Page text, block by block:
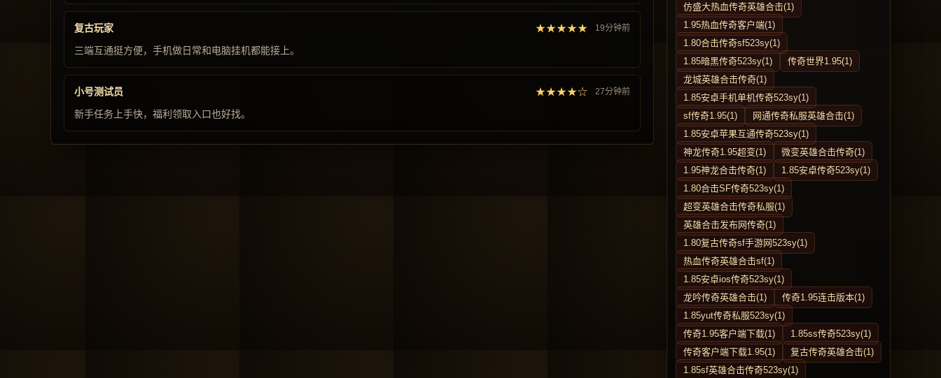
复古玩家 ★★★★★ 19分钟前
三端互通挺方便，手机做日常和电脑挂机都能接上。
小号测试员 ★★★★☆ 27分钟前
新手任务上手快，福利领取入口也好找。
仿盛大热血传奇英雄合击(1)
1.95热血传奇客户端(1)
1.80合击传奇sf523sy(1)
1.85暗黑传奇523sy(1)
传奇世界1.95(1)
龙城英雄合击传奇(1)
1.85安卓手机单机传奇523sy(1)
sf传奇1.95(1)
网通传奇私服英雄合击(1)
1.85安卓苹果互通传奇523sy(1)
神龙传奇1.95超变(1)
微变英雄合击传奇(1)
1.95神龙合击传奇(1)
1.85安卓传奇523sy(1)
1.80合击SF传奇523sy(1)
超变英雄合击传奇私服(1)
英雄合击发布网传奇(1)
1.80复古传奇sf手游网523sy(1)
热血传奇英雄合击sf(1)
1.85安卓ios传奇523sy(1)
龙吟传奇英雄合击(1)
传奇1.95连击版本(1)
1.85yut传奇私服523sy(1)
传奇1.95客户端下载(1)
1.85ss传奇523sy(1)
传奇客户端下载1.95(1)
复古传奇英雄合击(1)
1.85sf英雄合击传奇523sy(1)